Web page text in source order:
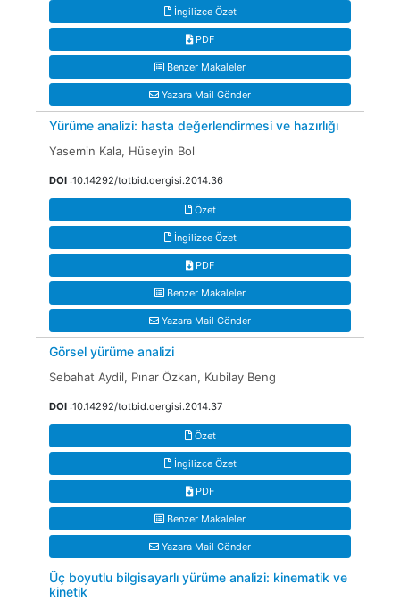
İngilizce Özet
PDF
Benzer Makaleler
Yazara Mail Gönder
Yürüme analizi: hasta değerlendirmesi ve hazırlığı
Yasemin Kala, Hüseyin Bol
DOI :10.14292/totbid.dergisi.2014.36
Özet
İngilizce Özet
PDF
Benzer Makaleler
Yazara Mail Gönder
Görsel yürüme analizi
Sebahat Aydil, Pınar Özkan, Kubilay Beng
DOI :10.14292/totbid.dergisi.2014.37
Özet
İngilizce Özet
PDF
Benzer Makaleler
Yazara Mail Gönder
Üç boyutlu bilgisayarlı yürüme analizi: kinematik ve
kinetik